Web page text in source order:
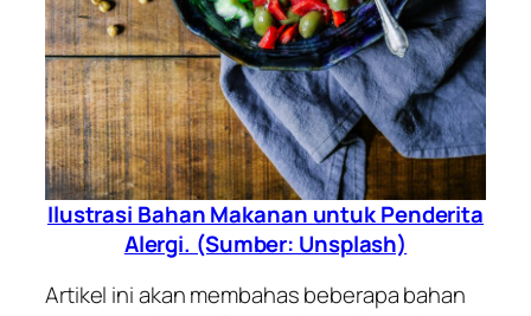
Ilustrasi Bahan Makanan untuk Penderita
Alergi. (Sumber: Unsplash)
Artikel ini akan membahas beberapa bahan